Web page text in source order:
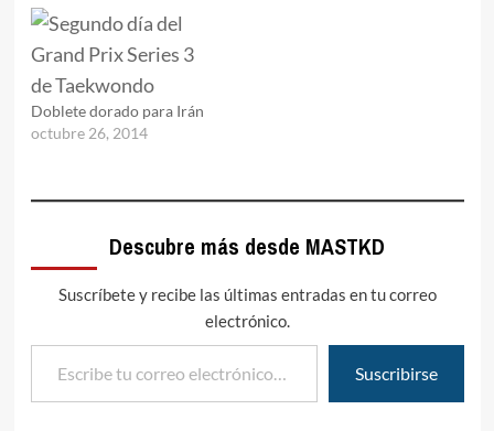
Doblete dorado para Irán
octubre 26, 2014
Descubre más desde MASTKD
Suscríbete y recibe las últimas entradas en tu correo
electrónico.
Escribe tu correo electrónico…
Suscribirse